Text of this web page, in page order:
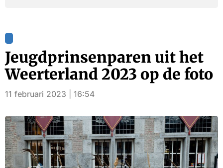
Jeugdprinsenparen uit het
Weerterland 2023 op de foto
11 februari 2023 | 16:54